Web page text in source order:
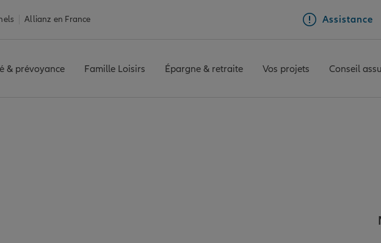
Allianz en France Assistance
& prévoyance Famille Loisirs Épargne & retraite Vos projets Conseil